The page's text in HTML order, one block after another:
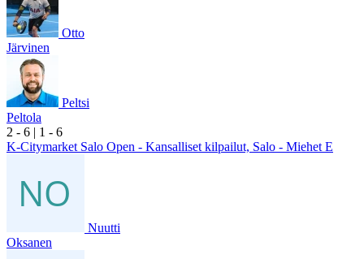
Otto
Järvinen
Peltsi
Peltola
2 - 6 | 1 - 6
K-Citymarket Salo Open - Kansalliset kilpailut, Salo - Miehet E
Nuutti
Oksanen